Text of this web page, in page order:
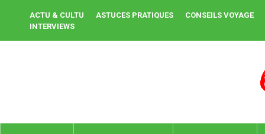
ACTU & CULTU ASTUCES PRATIQUES CONSEILS VOYAGE
INTERVIEWS